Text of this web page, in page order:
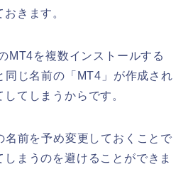
きます。
MT4を複数インストールする
同じ名前の「MT4」が作成され
てしまうからです。
名前を予め変更しておくことで
まうのを避けることができま